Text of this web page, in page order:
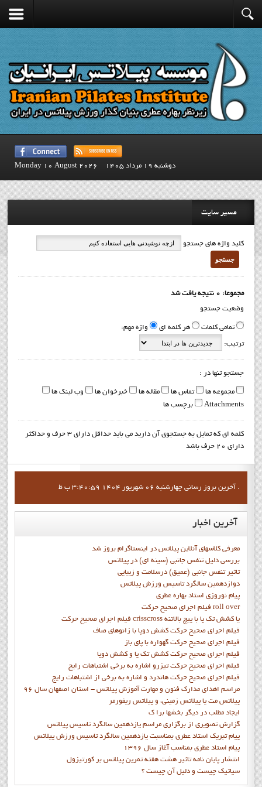
دوشنبه 19 مرداد 1405 Monday 10 August 2026
مسیر سایت
کلید واژه های جستجو
جستجو
مجموعا: 0 نتیجه یافت شد
وضعیت جستجو
تمامی کلمات هر کلمه ای واژه مهم:
ترتیب:
جستجو تنها در :
مجموعه ها تماس ها مقاله ها خبرخوان ها
وب لینک ها
Attachments
برچسب ها
کلمه ای که تمایل به جستجوی آن دارید می باید حداقل دارای 3 حرف و حداکثر
دارای 20 حرف باشد
آخرين بروز رساني چهارشنبه 06 شهریور 1404 3:40:59 ب ظ .
آخرین اخبار
معرفی کلاسهای آنلاین پیلاتس در اینستاگرام بروز شد
بررسی دلیل تنفس جانبی (سینه ای) در پیلاتس
تاثیر تنفس جانبی (عمیق) درسلامت و زیبایی
دوازدهمين سالگرد تاسيس ورزش پيلاتس
پيام نوروزي استاد بهاره عطري
فيلم اجراي صحيح حرکت roll over
فيلم اجراي صحيح حركت crisscross يا كشش تك پا با پيچ بالاتنه
فيلم اجراي صحيح حرکت كشش دوپا با زانوهاي صاف
فيلم اجراي صحيح حرکت گهواره با پاي باز
فيلم اجراي صحيح حرکت کشش تک پا و کشش دوپا
فيلم اجراي صحيح حرکت تيزرو اشاره به برخي اشتباهات رايج
فيلم اجراي صحيح حرکت هاندرد و اشاره به برخي از اشتباهات رايج
مراسم اهدای مدارک فنون و مهارت آموزش پیلاتس - استان اصفهان سال 96
پیلاتس مت یا پیلاتس زمینی، و پیلاتس ریفورمر
ايجاد مطلب در ديگر بخشها برا ک
گزارش تصويري از برگزاري مراسم يازدهمين سالگرد تاسيس پيلاتس
پيام تبريک استاد عطري بمناسبت يازدهمين سالگرد تاسيس ورزش پيلاتس
پيام استاد عطري بمناسب آغاز سال 1396
انتشار پايان نامه تاثیر هشت هفته تمرین پیلاتس بر کورتیزول
سیاتیک چیست و دلیل آن چیست ؟